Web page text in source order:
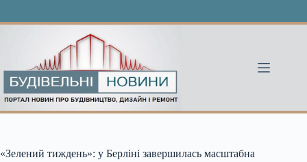
«Зелений тиждень»: у Берліні завершилась масштабна